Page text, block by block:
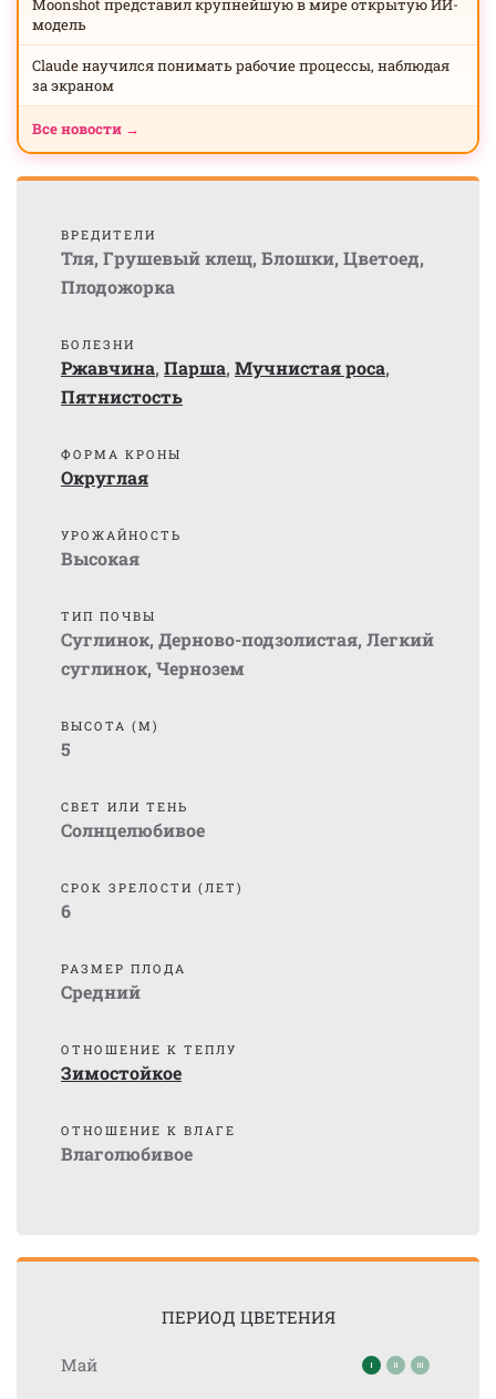
Moonshot представил крупнейшую в мире открытую ИИ-
модель
Claude научился понимать рабочие процессы, наблюдая
за экраном
Все новости →
ВРЕДИТЕЛИ
Тля, Грушевый клещ, Блошки, Цветоед,
Плодожорка
БОЛЕЗНИ
Ржавчина, Парша, Мучнистая роса,
Пятнистость
ФОРМА КРОНЫ
Округлая
УРОЖАЙНОСТЬ
Высокая
ТИП ПОЧВЫ
Суглинок, Дерново-подзолистая, Легкий
суглинок, Чернозем
ВЫСОТА (М)
5
СВЕТ ИЛИ ТЕНЬ
Солнцелюбивое
СРОК ЗРЕЛОСТИ (ЛЕТ)
6
РАЗМЕР ПЛОДА
Средний
ОТНОШЕНИЕ К ТЕПЛУ
Зимостойкое
ОТНОШЕНИЕ К ВЛАГЕ
Влаголюбивое
ПЕРИОД ЦВЕТЕНИЯ
Май